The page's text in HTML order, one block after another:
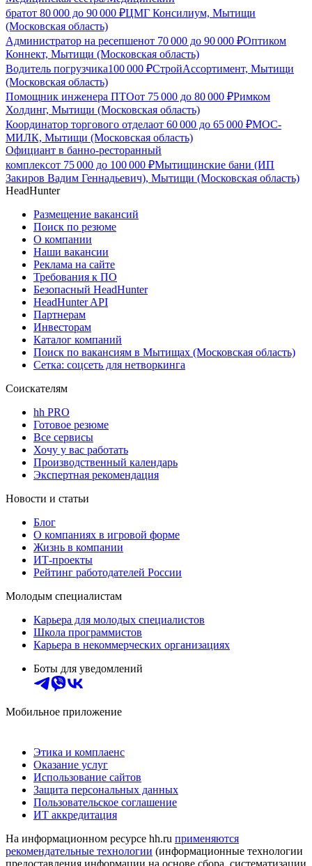
братот 80 000 до 90 000 ₽ЦМГ Консилиум, Мытищи
(Московская область)
Администратор на ресепшенот 70 000 до 90 000 ₽Оптиком
Коннект, Мытищи (Московская область)
Водитель погрузчика100 000 ₽СтройАссортимент, Мытищи
(Московская область)
Помощник инженера ПТОот 75 000 до 80 000 ₽Римком
Холдинг, Мытищи (Московская область)
Координатор торгового отделаот 60 000 до 65 000 ₽МОС-
МИЛК, Мытищи (Московская область)
Официант в банно-ресторанный
комплексот 75 000 до 100 000 ₽Мытищинские бани (ИП
Закиров Вадим Геннадьевич), Мытищи (Московская область)
HeadHunter
Размещение вакансий
Поиск по резюме
О компании
Наши вакансии
Реклама на сайте
Требования к ПО
Безопасный HeadHunter
HeadHunter API
Партнерам
Инвесторам
Каталог компаний
Поиск по вакансиям в Мытищах (Московская область)
Сетка: соцсеть для нетворкинга
Соискателям
hh PRO
Готовое резюме
Все сервисы
Хочу у вас работать
Производственный календарь
Экспертная рекомендация
Новости и статьи
Блог
О компаниях в игровой форме
Жизнь в компании
ИТ-проекты
Рейтинг работодателей России
Молодым специалистам
Карьера для молодых специалистов
Школа программистов
Карьера в некоммерческих организациях
Боты для уведомлений
Мобильное приложение
Этика и комплаенс
Оказание услуг
Использование сайтов
Защита персональных данных
Пользовательское соглашение
ИТ аккредитация
На информационном ресурсе hh.ru применяются
рекомендательные технологии (информационные технологии